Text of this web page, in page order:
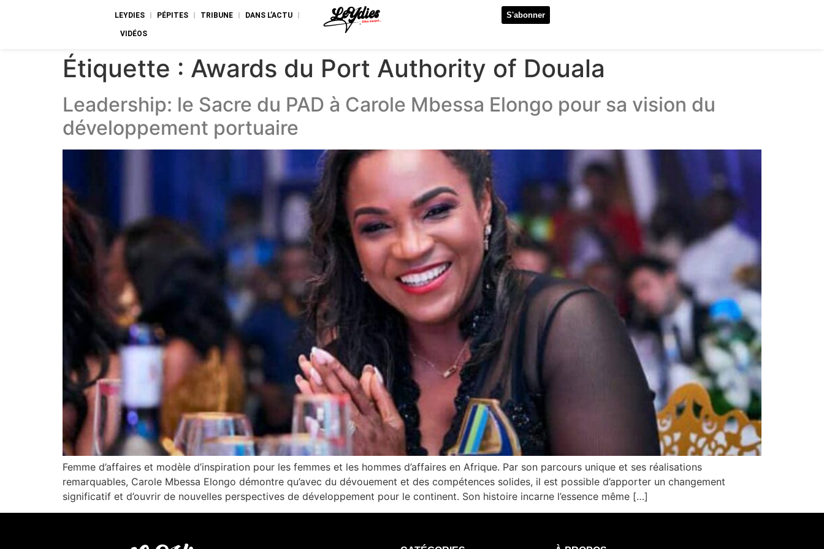
LEYDIES PÉPITES TRIBUNE DANS L’ACTU
VIDÉOS
S'abonner
Étiquette : Awards du Port Authority of Douala
Leadership: le Sacre du PAD à Carole Mbessa Elongo pour sa vision du
développement portuaire
Femme d’affaires et modèle d’inspiration pour les femmes et les hommes d’affaires en Afrique. Par son parcours unique et ses réalisations
remarquables, Carole Mbessa Elongo démontre qu’avec du dévouement et des compétences solides, il est possible d’apporter un changement
significatif et d’ouvrir de nouvelles perspectives de développement pour le continent. Son histoire incarne l’essence même […]